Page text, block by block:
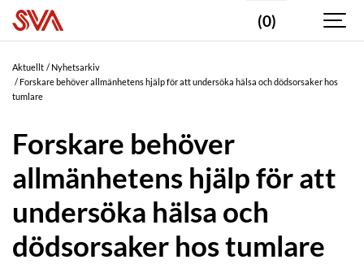
(0)
Aktuellt
Nyhetsarkiv
Forskare behöver allmänhetens hjälp för att undersöka hälsa och dödsorsaker hos
tumlare
Forskare behöver
allmänhetens hjälp för att
undersöka hälsa och
dödsorsaker hos tumlare